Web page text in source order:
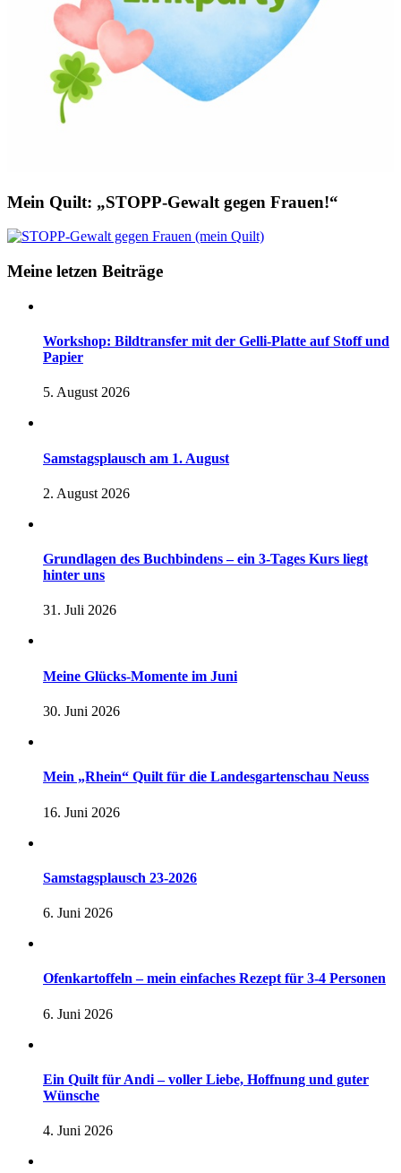
Mein Quilt: „STOPP-Gewalt gegen Frauen!“
Meine letzen Beiträge
Workshop: Bildtransfer mit der Gelli-Platte auf Stoff und
Papier
5. August 2026
Samstagsplausch am 1. August
2. August 2026
Grundlagen des Buchbindens – ein 3-Tages Kurs liegt
hinter uns
31. Juli 2026
Meine Glücks-Momente im Juni
30. Juni 2026
Mein „Rhein“ Quilt für die Landesgartenschau Neuss
16. Juni 2026
Samstagsplausch 23-2026
6. Juni 2026
Ofenkartoffeln – mein einfaches Rezept für 3-4 Personen
6. Juni 2026
Ein Quilt für Andi – voller Liebe, Hoffnung und guter
Wünsche
4. Juni 2026